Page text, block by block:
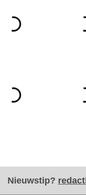
Nieuwstip?